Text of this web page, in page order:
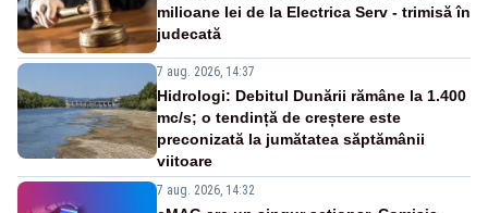
milioane lei de la Electrica Serv - trimisă în
judecată
7 aug. 2026, 14:37
Hidrologi: Debitul Dunării rămâne la 1.400
mc/s; o tendință de creștere este
preconizată la jumătatea săptămânii
viitoare
7 aug. 2026, 14:32